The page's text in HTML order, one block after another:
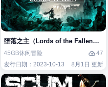
Theft Auto V Enhanced）免安
堕落之主（Lords of the Fallen）免
45GB休闲冒险
47
发行日期：2023-10-13
8月1日 更新